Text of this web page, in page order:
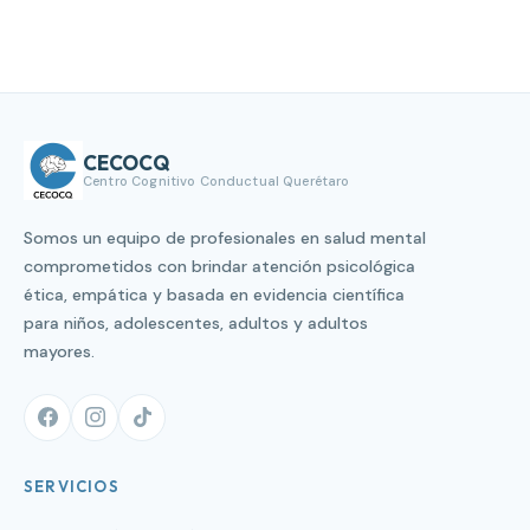
CECOCQ
Centro Cognitivo Conductual Querétaro
Somos un equipo de profesionales en salud mental
comprometidos con brindar atención psicológica
ética, empática y basada en evidencia científica
para niños, adolescentes, adultos y adultos
mayores.
SERVICIOS